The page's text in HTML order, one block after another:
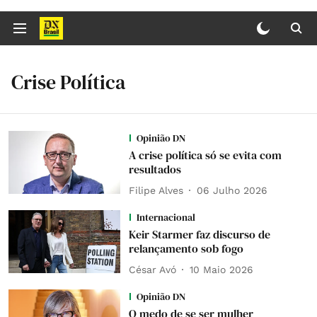
Crise Política
Opinião DN
A crise política só se evita com
resultados
Filipe Alves 06 Julho 2026
Internacional
Keir Starmer faz discurso de
relançamento sob fogo
César Avó 10 Maio 2026
Opinião DN
O medo de se ser mulher